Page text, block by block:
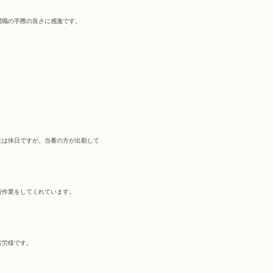
職の手際の良さに感激です。
は休日ですが、当番の方が出勤して
作業をしてくれています。
労様です。